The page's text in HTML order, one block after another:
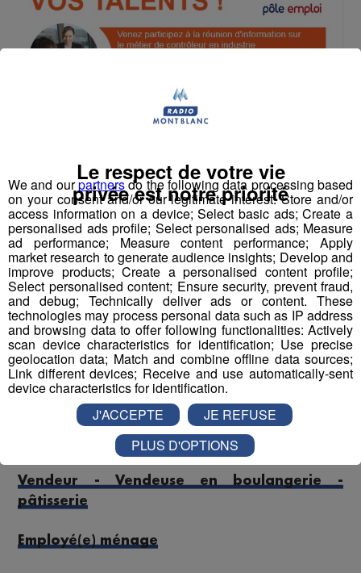
Serveur - Serveuse en restauration
Vendeur - Vendeuse en boulangerie -
pâtisserie
Employé(e) ménage
We and ourpartnersdo the following data processing based
on your consent and/or our legitimate interest: Store and/or
access information on a device; Select basic ads; Create a
personalised ads profile; Select personalised ads; Measure
ad performance; Measure content performance; Apply
market research to generate audience insights; Develop and
improve products; Create a personalised content profile;
Select personalised content; Ensure security, prevent fraud,
and debug; Technically deliver ads or content. These
technologies may process personal data such as IP address
and browsing data to offer following functionalities: Actively
scan device characteristics for identification; Use precise
geolocation data; Match and combine offline data sources;
Link different devices; Receive and use automatically-sent
device characteristics for identification.
Le respect de votre vie
privée est notre priorité
J'ACCEPTE
JE REFUSE
PLUS D'OPTIONS